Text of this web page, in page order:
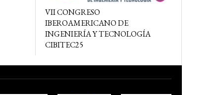
VII CONGRESO
IBEROAMERICANO DE
INGENIERÍA Y TECNOLOGÍA
CIBITEC25